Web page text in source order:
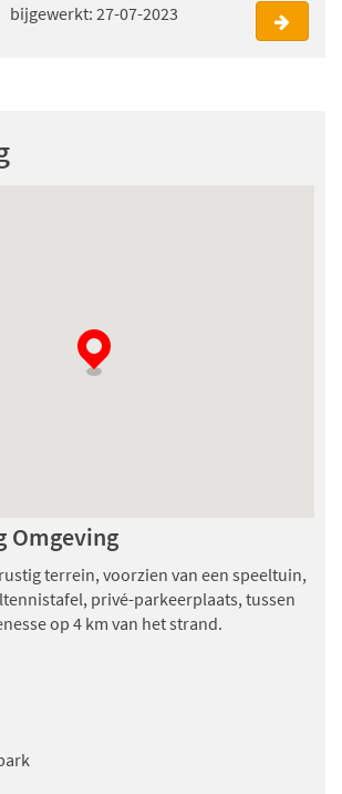
bijgewerkt: 27-07-2023
Omgeving
terrein, voorzien van een speeltuin,
privé-parkeerplaats, tussen
op 4 km van het strand.